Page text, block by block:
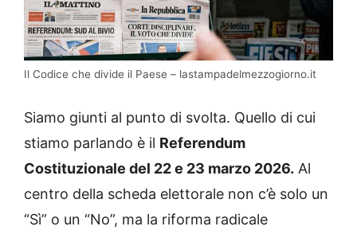
Il Codice che divide il Paese – lastampadelmezzogiorno.it
Siamo giunti al punto di svolta. Quello di cui
stiamo parlando è il Referendum
Costituzionale del 22 e 23 marzo 2026. Al
centro della scheda elettorale non c’è solo un
“Sì” o un “No”, ma la riforma radicale